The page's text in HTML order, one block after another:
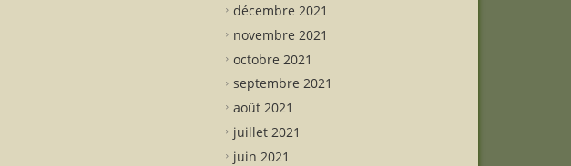
décembre 2021
novembre 2021
octobre 2021
septembre 2021
août 2021
juillet 2021
juin 2021